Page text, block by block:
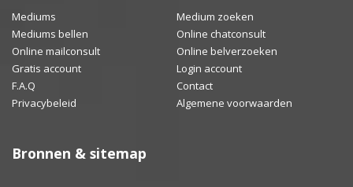
Mediums
Medium zoeken
Mediums bellen
Online chatconsult
Online mailconsult
Online belverzoeken
Gratis account
Login account
F.A.Q
Contact
Privacybeleid
Algemene voorwaarden
Bronnen & sitemap